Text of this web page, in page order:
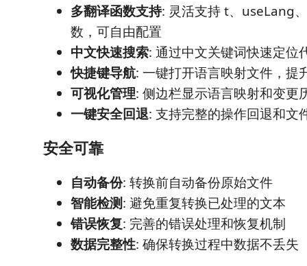
多翻译函数支持: 灵活支持 t、useLang
数，可自由配置
中文快速搜索: 通过中文关键词快速定位
快捷键导航: 一键打开语言映射文件，提
可视化管理: 侧边栏显示语言映射和变更
一键安全回退: 支持完整的操作回退和文
安全可靠
自动备份: 转换前自动备份原始文件
智能检测: 避免重复转换已处理的文本
错误恢复: 完善的错误处理和恢复机制
数据完整性: 确保转换过程中数据不丢失